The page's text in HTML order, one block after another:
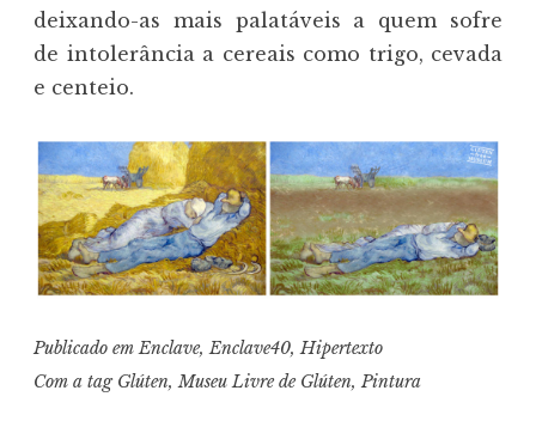
deixando-as mais palatáveis a quem sofre
de intolerância a cereais como trigo, cevada
e centeio.
Publicado emEnclave,Enclave40,Hipertexto
Com a tag Glúten,Museu Livre de Glúten, Pintura